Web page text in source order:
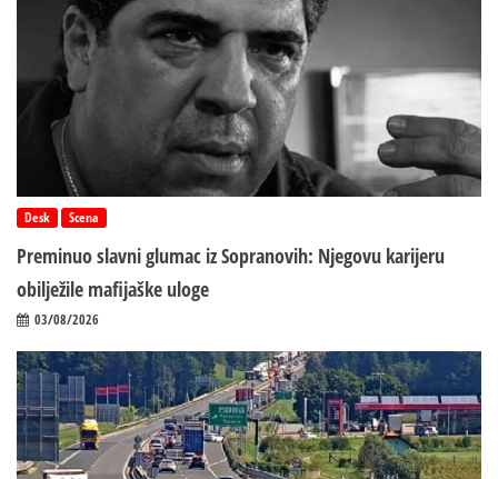
Desk Scena
Preminuo slavni glumac iz Sopranovih: Njegovu karijeru
obilježile mafijaške uloge
03/08/2026